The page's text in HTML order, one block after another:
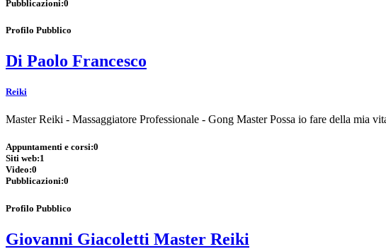
Pubblicazioni:0
Profilo Pubblico
Di Paolo Francesco
Reiki
Master Reiki - Massaggiatore Professionale - Gong Master Possa io fare della mia
Appuntamenti e corsi:0
Siti web:1
Video:0
Pubblicazioni:0
Profilo Pubblico
Giovanni Giacoletti Master Reiki